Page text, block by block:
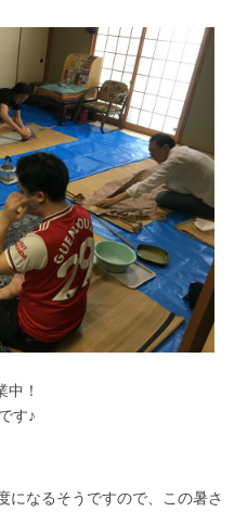
！
す♪
になるそうですので、この暑さ